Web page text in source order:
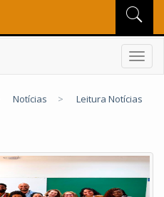
Notícias > Leitura Notícias